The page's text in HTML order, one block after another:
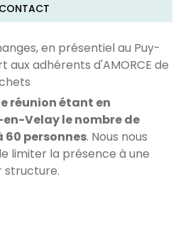
CONTACT
en présentiel au Puy-
aux adhérents d'AMORCE de
réunion étant en
Velay le nombre de
60 personnes. Nous nous
limiter la présence à une
structure.